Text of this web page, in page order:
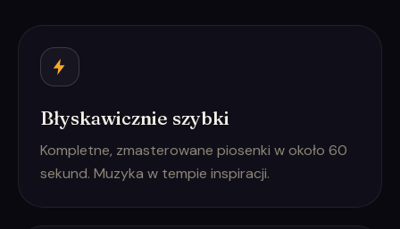
Błyskawicznie szybki
Kompletne, zmasterowane piosenki w około 60
sekund. Muzyka w tempie inspiracji.